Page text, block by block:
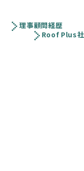
理事顧問経歴
Roof Plus